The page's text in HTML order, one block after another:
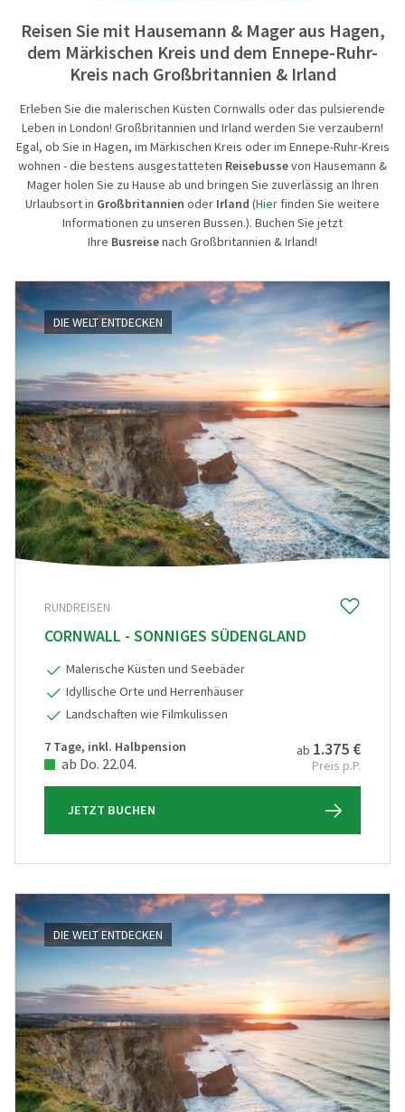
Aktivreisen
60plus
Städte-,
Clubreisen
Advents,
Reisegutschein
Gruppenermäßigung
Reiseinfos, Qualität & Sicherheit
Reiseschutz-Versicherung
Häufige Fragen (FAQ)
Reiseberichte
Standorte
Nachhaltigkeit
Reisen Sie mit Hausemann & Mager aus Hagen,
dem Märkischen Kreis und dem Ennepe-Ruhr-
Kreis nach Großbritannien & Irland
Erleben Sie die malerischen Küsten Cornwalls oder das pulsierende
Leben in London! Großbritannien und Irland werden Sie verzaubern!
Egal, ob Sie in Hagen, im Märkischen Kreis oder im Ennepe-Ruhr-Kreis
wohnen - die bestens ausgestatteten Reisebussevon Hausemann &
Mager holen Sie zu Hause ab und bringen Sie zuverlässig an Ihren
Urlaubsort in Großbritannien oder Irland (Hier finden Sie weitere
Informationen zu unseren Bussen.). Buchen Sie jetzt
Ihre Busreisenach Großbritannien & Irland!
DIE WELT ENTDECKEN
RUNDREISEN
CORNWALL - SONNIGES SÜDENGLAND
Malerische Küsten und Seebäder
Idyllische Orte und Herrenhäuser
Landschaften wie Filmkulissen
7 Tage, inkl. Halbpension
ab Do. 22.04.
ab 1.375 €
Preis p.P.
JETZT BUCHEN
DIE WELT ENTDECKEN